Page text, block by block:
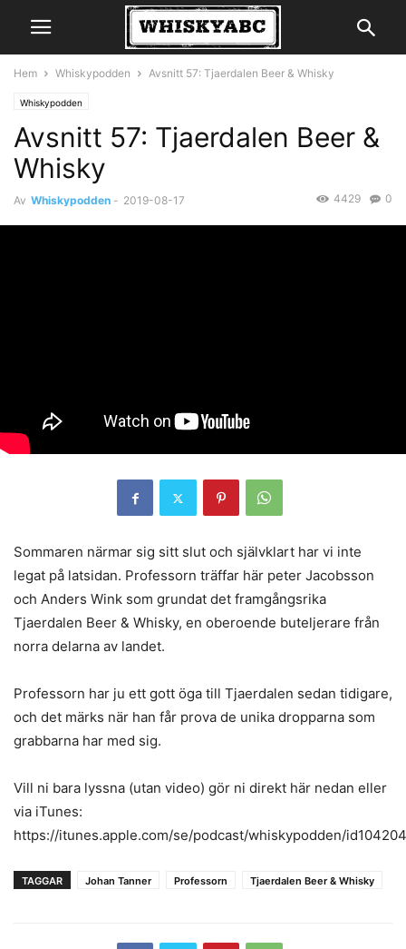
Hem Whiskypodden Avsnitt 57: Tjaerdalen Beer & Whisky
Whiskypodden
Avsnitt 57: Tjaerdalen Beer &
Whisky
Av Whiskypodden - 2019-08-17 0
4429
Sommaren närmar sig sitt slut och självklart har vi inte
legat på latsidan. Professorn träffar här peter Jacobsson
och Anders Wink som grundat det framgångsrika
Tjaerdalen Beer & Whisky, en oberoende buteljerare från
norra delarna av landet.
Professorn har ju ett gott öga till Tjaerdalen sedan tidigare,
och det märks när han får prova de unika dropparna som
grabbarna har med sig.
Vill ni bara lyssna (utan video) gör ni direkt här nedan eller
via iTunes:
https://itunes.apple.com/se/podcast/whiskypodden/
TAGGAR Johan Tanner Professorn Tjaerdalen Beer & Whisky